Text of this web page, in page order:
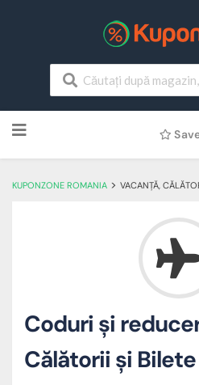
to
content
KUPONZONE ROMANIA > VACANȚĂ,
Coduri și
Călătorii și Bilete